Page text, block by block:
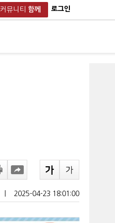
커뮤니티 함께 로그인
2025-04-23 18:01:00